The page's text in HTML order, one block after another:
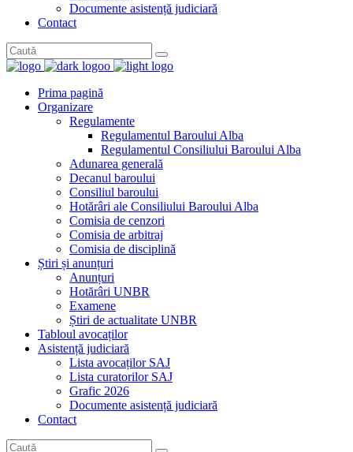
Documente asistență judiciară
Contact
Prima pagină
Organizare
Regulamente
Regulamentul Baroului Alba
Regulamentul Consiliului Baroului Alba
Adunarea generală
Decanul baroului
Consiliul baroului
Hotărâri ale Consiliului Baroului Alba
Comisia de cenzori
Comisia de arbitraj
Comisia de disciplină
Știri și anunțuri
Anunțuri
Hotărâri UNBR
Examene
Știri de actualitate UNBR
Tabloul avocaților
Asistență judiciară
Lista avocaților SAJ
Lista curatorilor SAJ
Grafic 2026
Documente asistență judiciară
Contact